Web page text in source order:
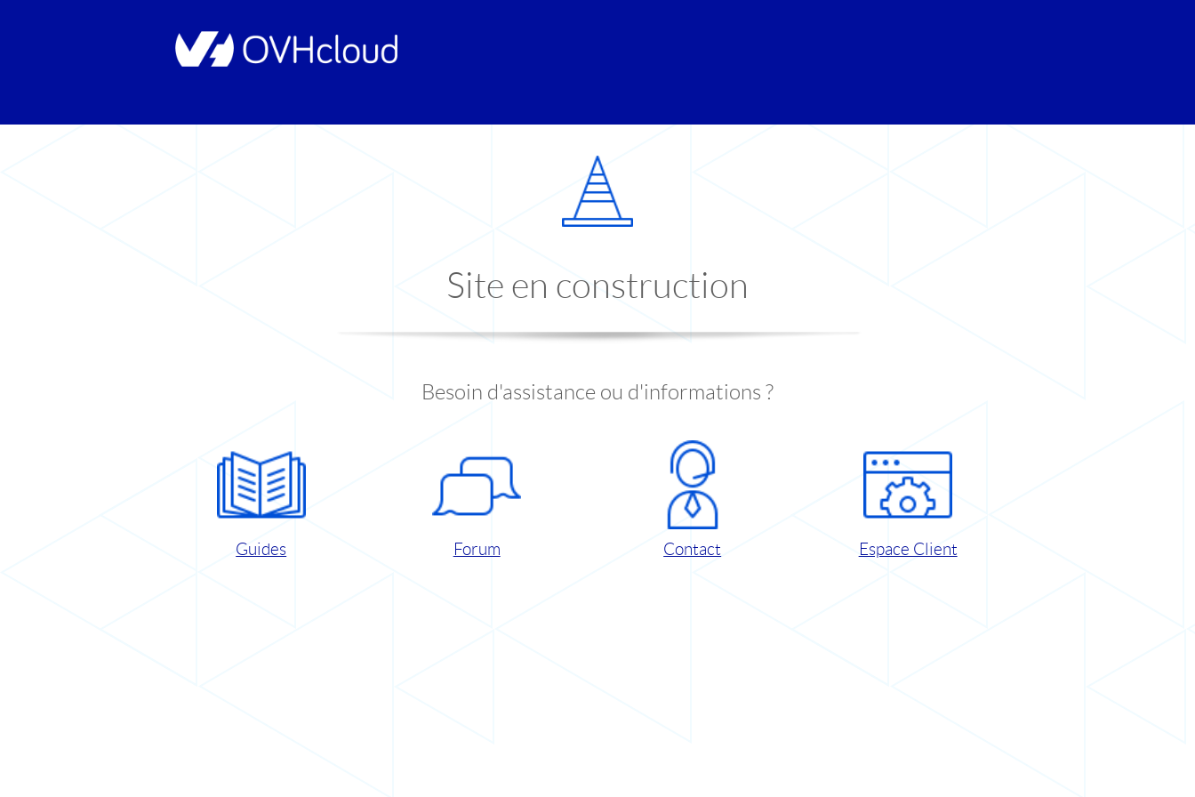
Site en construction
Besoin d'assistance ou d'informations ?
Guides Forum Contact Espace Client